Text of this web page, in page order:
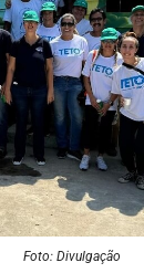
Foto: Divulgação